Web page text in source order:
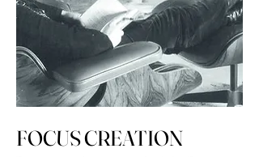
FOCUS CREATION